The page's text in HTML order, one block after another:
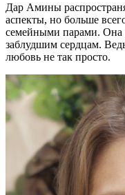
Дар Амины
аспекты, но больше
семейными парами. Она
заблудшим сердцам.
любовь не так просто.